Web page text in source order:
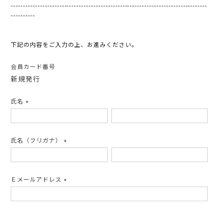
---------------------------------------------------------------------------------
----------
下記の内容をご入力の上、お進みください。
会員カード番号
新規発行
氏名
須)
氏名（フリガナ）
須)
Ｅメールアドレス
須)